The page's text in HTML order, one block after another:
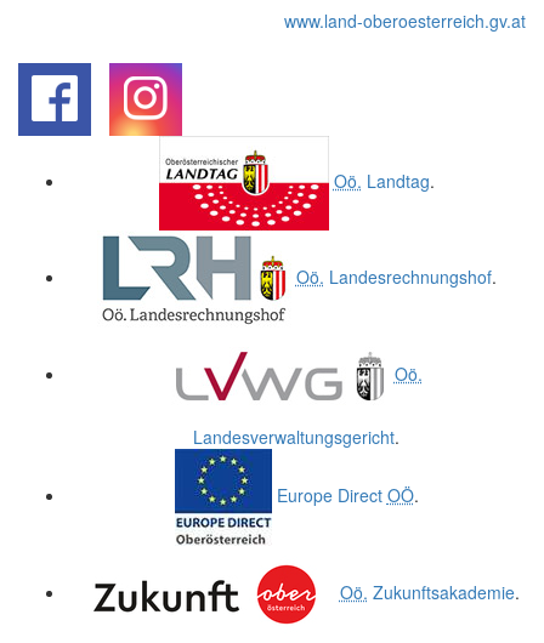
www.land-oberoesterreich.gv.at
Oö. Landtag.
Oö. Landesrechnungshof.
Oö.
Landesverwaltungsgericht.
Europe Direct OÖ.
Oö. Zukunftsakademie.